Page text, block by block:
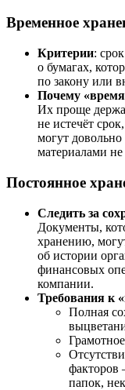
Временное
Критерии:
о бумагах,
по закону или
Почему
Их проще
не истечёт
могут
материалами не
Постоянное
Следить за
Документы,
хранению,
об истории
финансовых
компании.
Требования к
Полная
факторов
папок,